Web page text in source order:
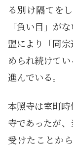
る別け隔てを
「負い目」が
盟により「同
められ続けて
進んでいる。
本照寺は室町
寺であったが
受けたことか